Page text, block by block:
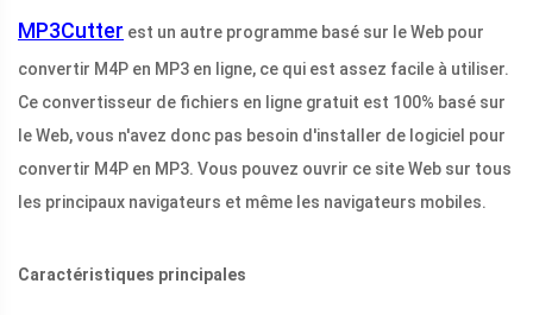
MP3Cutter est un autre programme basé sur le Web pour
convertir M4P en MP3 en ligne, ce qui est assez facile à utiliser.
Ce convertisseur de fichiers en ligne gratuit est 100% basé sur
le Web, vous n'avez donc pas besoin d'installer de logiciel pour
convertir M4P en MP3. Vous pouvez ouvrir ce site Web sur tous
les principaux navigateurs et même les navigateurs mobiles.
Caractéristiques principales